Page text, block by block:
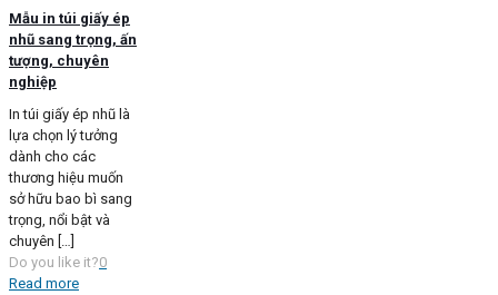
Mẫu in túi giấy ép
nhũ sang trọng, ấn
tượng, chuyên
nghiệp
In túi giấy ép nhũ là
lựa chọn lý tưởng
dành cho các
thương hiệu muốn
sở hữu bao bì sang
trọng, nổi bật và
chuyên […]
Do you like it?0
Read more